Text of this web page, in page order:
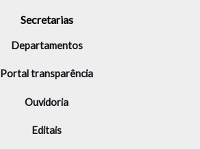
Secretarias
Departamentos
Portal transparência
Ouvidoria
Editais